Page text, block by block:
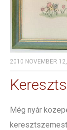
2010 NOVEMBER
Még nyár